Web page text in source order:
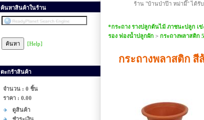
ค้นหาสินค้าในร้าน
[Help]
ตะกร้าสินค้า
จำนวน : 0 ชิ้น
ราคา : 0.00
ดูสินค้า
ร้าน "บ้านป่าป๊า หม่ามี๊" ได้รั
*กระถาง รางปลูกต้นไม้ ภาชนะปลูก เ
รอง ฟองน้ำปลูกผัก >กระถางพลาสติก
กระถางพลาสติก สี